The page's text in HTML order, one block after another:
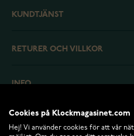
KUNDTJÄNST
RETURER OCH VILLKOR
INFO
Cookies på Klockmagasinet.com
Hej! Vi använder cookies för att vår